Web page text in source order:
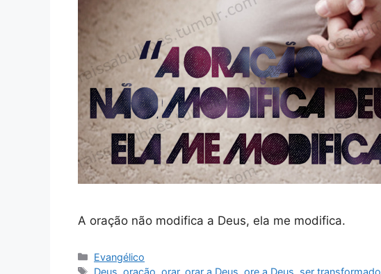
A oração não modifica a Deus, ela me modifica.
Categorias
Evangélico
Tags
Deus,oração,orar,orar a Deus,ore a Deus, ser transformado